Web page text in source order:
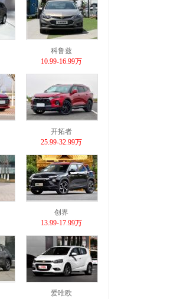
科鲁兹
10.99-16.99万
开拓者
25.99-32.99万
创界
13.99-17.99万
爱唯欧